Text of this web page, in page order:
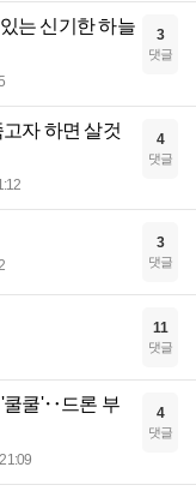
는 신기한 하늘
3
댓글
자 하면 살것
4
댓글
3
댓글
11
댓글
'쿨쿨'‥드론 부
21:09
4
댓글